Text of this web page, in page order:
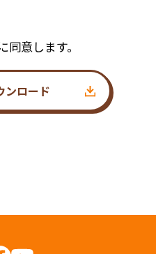
意します。
ンロード